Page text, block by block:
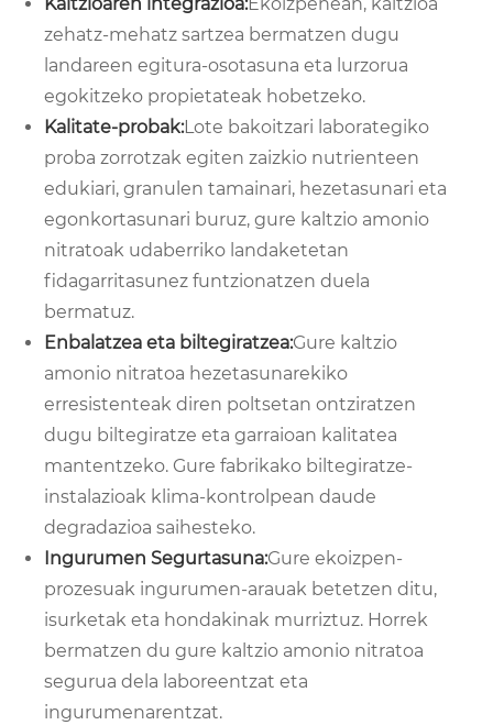
Kaltzioaren integrazioa:Ekoizpenean, kaltzioa
zehatz-mehatz sartzea bermatzen dugu
landareen egitura-osotasuna eta lurzorua
egokitzeko propietateak hobetzeko.
Kalitate-probak:Lote bakoitzari laborategiko
proba zorrotzak egiten zaizkio nutrienteen
edukiari, granulen tamainari, hezetasunari eta
egonkortasunari buruz, gure kaltzio amonio
nitratoak udaberriko landaketetan
fidagarritasunez funtzionatzen duela
bermatuz.
Enbalatzea eta biltegiratzea:Gure kaltzio
amonio nitratoa hezetasunarekiko
erresistenteak diren poltsetan ontziratzen
dugu biltegiratze eta garraioan kalitatea
mantentzeko. Gure fabrikako biltegiratze-
instalazioak klima-kontrolpean daude
degradazioa saihesteko.
Ingurumen Segurtasuna:Gure ekoizpen-
prozesuak ingurumen-arauak betetzen ditu,
isurketak eta hondakinak murriztuz. Horrek
bermatzen du gure kaltzio amonio nitratoa
segurua dela laboreentzat eta
ingurumenarentzat.